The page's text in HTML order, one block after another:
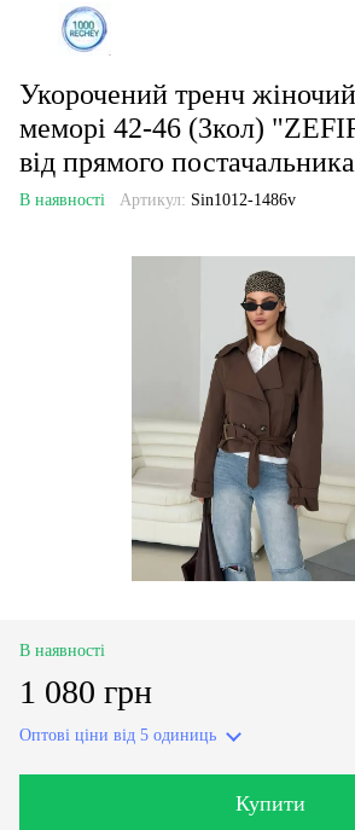
Укорочений тренч
меморі 42-46 (3кол)
від прямого постачальника
В наявності Артикул: Sin1012-1486v
В наявності
1 080 грн
Оптові ціни від 5 одиниць
Купити